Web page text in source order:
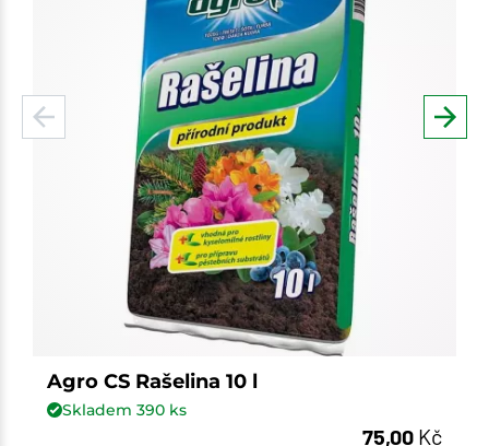
Agro CS Rašelina 10 l
Skladem 390ks
75,00 Kč